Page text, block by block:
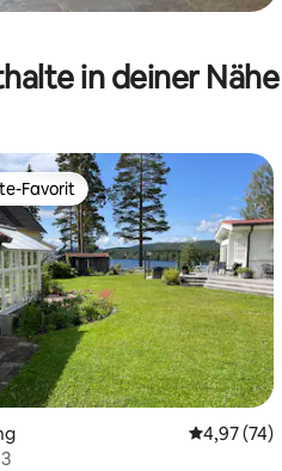
in deiner Nähe
4,96 von 5, 73
Gäste-Favorit.
Favorit
4,97 (74)